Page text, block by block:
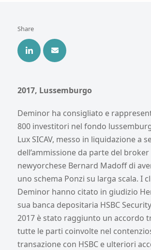
Share
2017, Lussemburgo
Deminor ha consigliato e
800 investitori nel fondo
Lux SICAV, messo in liquidazione a
dell’ammissione da parte del broker
newyorchese Bernard Madoff di
uno schema Ponzi su larga scala. I
Deminor hanno citato in giudizio
sua banca depositaria HSBC
2017 è stato raggiunto un accordo
tutte le parti coinvolte nel
transazione con HSBC e ulteriori